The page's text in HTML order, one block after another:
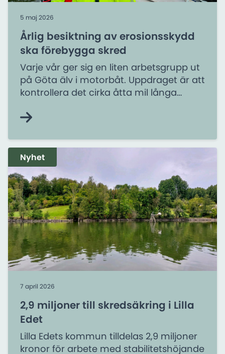
5 maj 2026
Årlig besiktning av erosionsskydd
ska förebygga skred
Varje vår ger sig en liten arbetsgrupp ut
på Göta älv i motorbåt. Uppdraget är att
kontrollera det cirka åtta mil långa
skyddat Göta älvs stränder.
Nyhet
7 april 2026
2,9 miljoner till skredsäkring i Lilla
Edet
Lilla Edets kommun tilldelas 2,9 miljoner
kronor för arbete med stabilitetshöjande